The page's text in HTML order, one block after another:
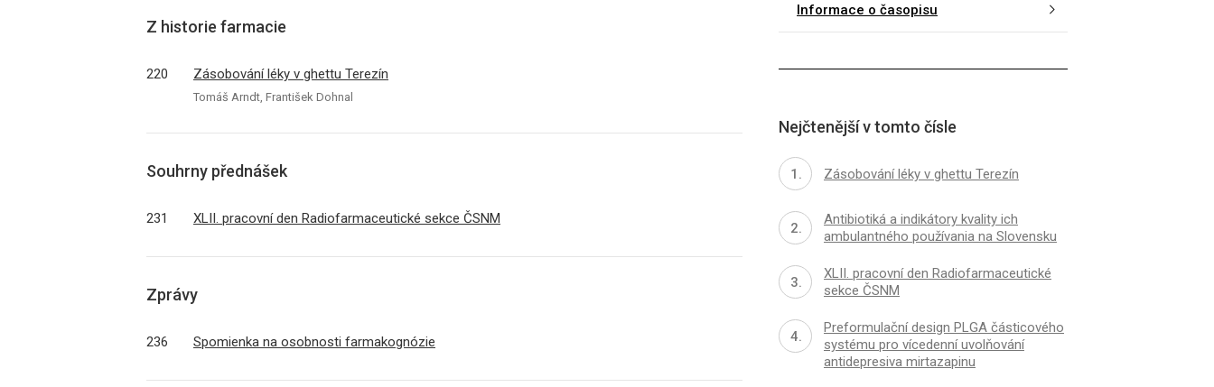
Z historie farmacie
220 Zásobování léky v ghettu Terezín
Tomáš Arndt, František Dohnal
Souhrny přednášek
231 XLII. pracovní den Radiofarmaceutické sekce ČSNM
Zprávy
236 Spomienka na osobnosti farmakognózie
Informace o časopisu
Nejčtenější v tomto čísle
Zásobování léky v ghettu Terezín
Antibiotiká a indikátory kvality ich
ambulantného používania na Slovensku
XLII. pracovní den Radiofarmaceutické
sekce ČSNM
Preformulační design PLGA částicového
systému pro vícedenní uvolňování
antidepresiva mirtazapinu